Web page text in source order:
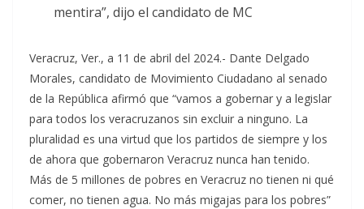
mentira”, dijo el candidato de MC
Veracruz, Ver., a 11 de abril del 2024.- Dante Delgado
Morales, candidato de Movimiento Ciudadano al senado
de la República afirmó que “vamos a gobernar y a legislar
para todos los veracruzanos sin excluir a ninguno. La
pluralidad es una virtud que los partidos de siempre y los
de ahora que gobernaron Veracruz nunca han tenido.
Más de 5 millones de pobres en Veracruz no tienen ni qué
comer, no tienen agua. No más migajas para los pobres”